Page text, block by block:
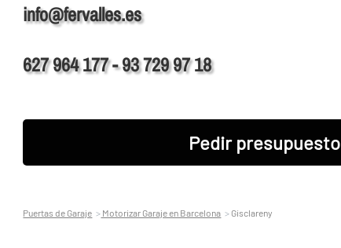
info@fervalles.es
627 964 177 - 93 729 97 18
Pedir presupuesto
Puertas de Garaje Motorizar Garaje en Barcelona Gisclareny